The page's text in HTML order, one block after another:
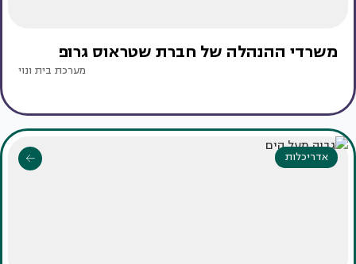
משרדי ההנהלה של חברת שטראוס גרופ
מערכת בית ונוי
אדריכלות